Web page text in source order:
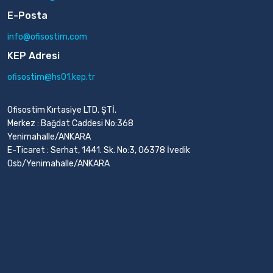
E-Posta
info@ofisostim.com
KEP Adresi
ofisostim@hs01.kep.tr
Ofisostim Kırtasiye LTD. ŞTİ.
Merkez : Bağdat Caddesi No:368
Yenimahalle/ANKARA
E-Ticaret : Serhat, 1441. Sk. No:3, 06378 İvedik
Osb/Yenimahalle/ANKARA